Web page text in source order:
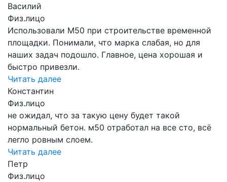
Василий
Физ.лицо
Использовали М50 при строительстве временной
площадки. Понимали, что марка слабая, но для
наших задач подошло. Главное, цена хорошая и
быстро привезли.
Читать далее
Константин
Физ.лицо
не ожидал, что за такую цену будет такой
нормальный бетон. м50 отработал на все сто, всё
легло ровным слоем.
Читать далее
Петр
Физ.лицо